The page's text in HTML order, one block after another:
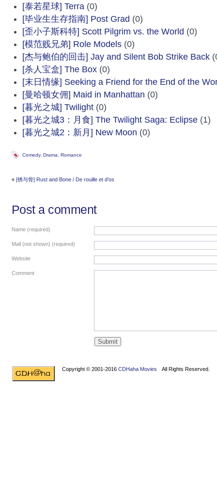
[泰若星球] Terra (0)
[毕业生生存指南] Post Grad (0)
[歪小子斯科特] Scott Pilgrim vs. the World (0)
[模范贱兄弟] Role Models (0)
[杰与鲍伯的回击] Jay and Silent Bob Strike Back
[杀人宝盒] The Box (0)
[末日情缘] Seeking a Friend for the End of the
[曼哈顿女佣] Maid in Manhattan (0)
[暮光之城] Twilight (0)
[暮光之城3：月食] The Twilight Saga: Eclipse (1)
[暮光之城2：新月] New Moon (0)
Comedy, Drama Romance
« [锈与骨] Rust and Bone / De rouille et d'os
Post a comment
Name (required)
Mail (not shown) (required)
Website
Comment
Copyright © 2001-2016 CDHaha Movies All Rights Reserved.